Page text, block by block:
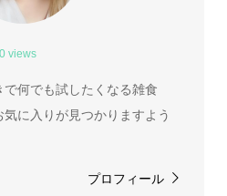
views
何でも試したくなる雑食
に入りが見つかりますよう
プロフィール